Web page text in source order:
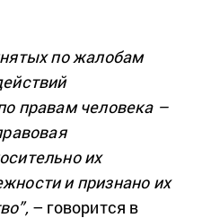
по жалобам
правам человека –
их
и признано их
– говорится в